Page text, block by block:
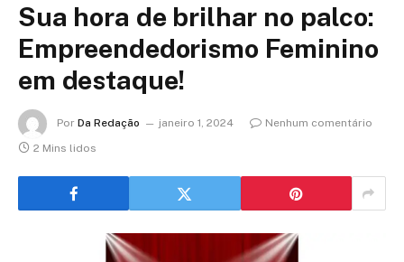
Sua hora de brilhar no palco:
Empreendedorismo Feminino
em destaque!
Por Da Redação janeiro 1, 2024
Nenhum comentário
2 Mins lidos